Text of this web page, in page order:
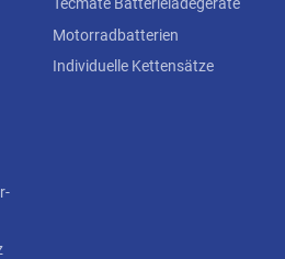
Motorradbatterien
Individuelle Kettensätze